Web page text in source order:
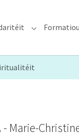
for "Glawen &
Submenu
Marie-